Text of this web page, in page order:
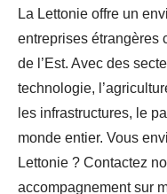
La Lettonie offre un
entreprises étrangères
de l’Est. Avec des
technologie,
les infrastructures, le
monde entier. Vous
Lettonie ? Contactez
accompagnement sur